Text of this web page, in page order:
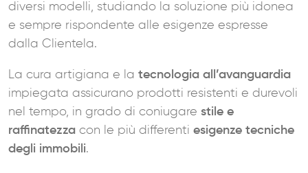
diversi modelli, studiando la soluzione più idonea
e sempre rispondente alle esigenze espresse
dalla Clientela.
La cura artigiana e la tecnologia all’avanguardia
impiegata assicurano prodotti resistenti e durevoli
nel tempo, in grado di coniugare stile e
raffinatezza con le più differenti esigenze tecniche
degli immobili.